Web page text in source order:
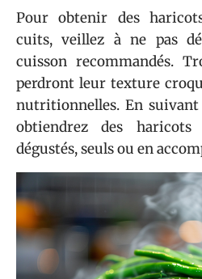
Pour obtenir des
cuits, veillez à ne pas
cuisson recommandés.
perdront leur texture
nutritionnelles. En suivant
obtiendrez des
dégustés, seuls ou en